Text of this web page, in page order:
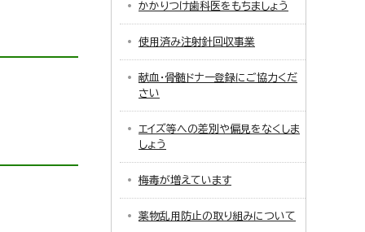
かかりつけ歯科医をもちましょう
使用済み注射針回収事業
献血・骨髄ドナー登録にご協力くだ
さい
エイズ等への差別や偏見をなくしま
しょう
梅毒が増えています
薬物乱用防止の取り組みについて